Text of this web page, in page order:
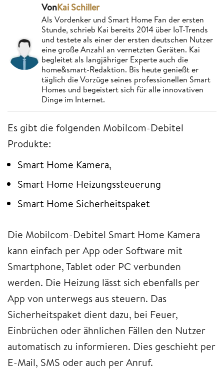
VonKai Schiller
Als Vordenker und Smart Home Fan der ersten
Stunde, schrieb Kai bereits 2014 über IoT-Trends
und testete als einer der ersten deutschen Nutzer
eine große Anzahl an vernetzten Geräten. Kai
begleitet als langjähriger Experte auch die
home&smart-Redaktion. Bis heute genießt er
täglich die Vorzüge seines professionellen Smart
Homes und begeistert sich für alle innovativen
Dinge im Internet.
Es gibt die folgenden Mobilcom-Debitel
Produkte:
Smart Home Kamera,
Smart Home Heizungssteuerung
Smart Home Sicherheitspaket
Die Mobilcom-Debitel Smart Home Kamera
kann einfach per App oder Software mit
Smartphone, Tablet oder PC verbunden
werden. Die Heizung lässt sich ebenfalls per
App von unterwegs aus steuern. Das
Sicherheitspaket dient dazu, bei Feuer,
Einbrüchen oder ähnlichen Fällen den Nutzer
automatisch zu informieren. Dies geschieht per
E-Mail, SMS oder auch per Anruf.